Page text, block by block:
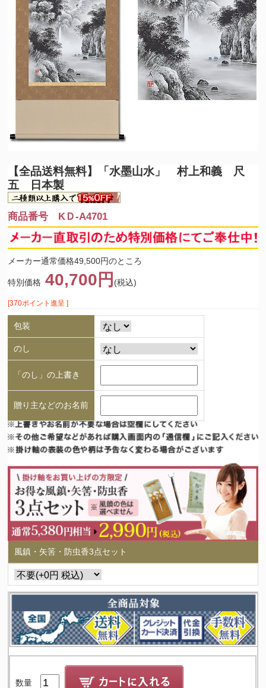
【全品送料無料】
「水墨山水」 村上和義 尺
五 日本製
商品番号 KＤ-A4701
メーカー通常価格49,500円のところ
特別価格 40,700円 (税込)
[370ポイント進呈 ]
包装
のし
「のし」の上書き
贈り主などのお名前
風鎮・矢筈・防虫香3点セット
数量